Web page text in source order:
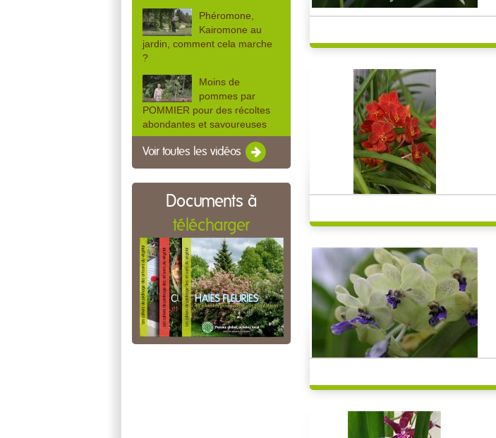
Phéromone,
Kairomone au
jardin, comment cela marche
?
Moins de
pommes par
POMMIER pour des récoltes
abondantes et savoureuses
Voir toutes les vidéos
Documents à
télécharger